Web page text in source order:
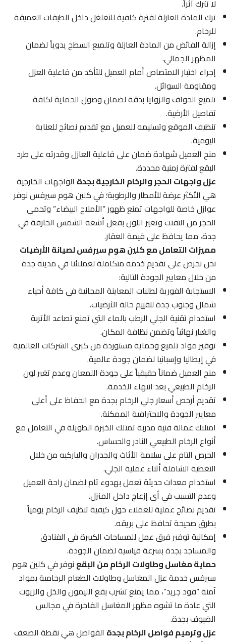
لا تترك أثراً.
ترك المادة العازلة لفترة كافية للتغلغل داخل الطبقات العميقة
للرخام.
إزالة الفائض من المادة العازلة وتلميع السطح يدوياً لضمان
المظهر الجمالي.
إجراء اختبار الامتصاص أمام العميل للتأكد من فاعلية العزل
ومقاومة السوائل.
تلميع الحواف والزوايا بدقة لضمان وصول الحماية لكافة
تفاصيل الأرضية.
تنظيف الموقع وتسليمه للعميل مع تقديم نصائح للعناية
اليومية.
منح العميل شهادة ضمان على فاعلية العازل وقدرته على طرد
البقع لفترة زمنية محددة.
عزل واجهات الحجر والرخام الخارجية بجدةالواجهات الخارجية
هي الأكثر عرضة للأمطار والرطوبة؛ في كلين هوم سيرفس نوفر
عوازل خاصة للواجهات تمنع ظهور “الأملاح البيضاء” وتحمي
الحجر من التفتت وتغير اللون بفعل أشعة الشمس الحارقة في
جدة، مما يحافظ على قيمة العقار.
مميزات التعامل مع كلين هوم سيرفس لصيانة الأرضيات
نحن نحرص على تقديم خدمة متكاملة لعملائنا في مدينة جدة
من خلال معايير الجودة التالية:
الاستجابة الفورية لطلبات المعاينة المجانية في كافة أحياء
شمال وجنوب جدة لتقييم حالة الأرضيات.
استخدام تقنية الجلي الرطب بالماء التي تمنع تصاعد الأتربة
والغبار نهائياً وتضمن نظافة المكان.
توفير مواد تلميع وحماية مستوردة من كبرى الشركات العالمية
في إيطاليا وإسبانيا لضمان جودة عالمية.
منح العميل ضماناً حقيقياً على جودة اللمعان وعدم تغير لون
الرخام الطبيعي بعد انتهاء الخدمة.
تقديم أرخص أسعار جلي الرخام بجدة مع الحفاظ على أعلى
معايير الجودة والاحترافية الممكنة.
امتلاك عمالة فنية مدربة تمتلك الخبرة الطويلة في التعامل مع
أنواع الرخام الطبيعي النادر والحساس.
الحرص التام على سلامة الأثاث والجدران والباركيه من خلال
التغطية الشاملة أثناء عملية الجلي.
استخدام معدات حديثة تعمل بهدوء تام لضمان راحة العميل
وعدم التسبب في أي إزعاج داخل المنزل.
تقديم نصائح عملية للعملاء حول كيفية تنظيف الرخام يومياً
بطرق صحيحة تحافظ على بريقه.
إمكانية توفير فرق عمل للمساحات الكبيرة في الفنادق
والمساجد بجدة بسرعة قياسية لضمان الجودة.
حماية مغاسل وطاولات الرخام من البقعنوفر في كلين هوم
سيرفس خدمة عزل المغاسل وطاولات الطعام الرخامية بمواد
آمنة “فود جريد”، مما يمنع تشرب بقع الليمون والخل والزيوت
التي عادة ما تشوه مظهر المغاسل الفاخرة في مجالس
الضيوف بجدة.
عزل وترميم فواصل الرخام بجدةالفواصل هي نقطة الضعف